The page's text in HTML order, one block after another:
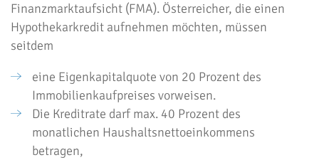
Finanzmarktaufsicht (FMA). Österreicher, die einen
Hypothekarkredit aufnehmen möchten, müssen
seitdem
eine Eigenkapitalquote von 20 Prozent des
Immobilienkaufpreises vorweisen.
Die Kreditrate darf max. 40 Prozent des
monatlichen Haushaltsnettoeinkommens
betragen,